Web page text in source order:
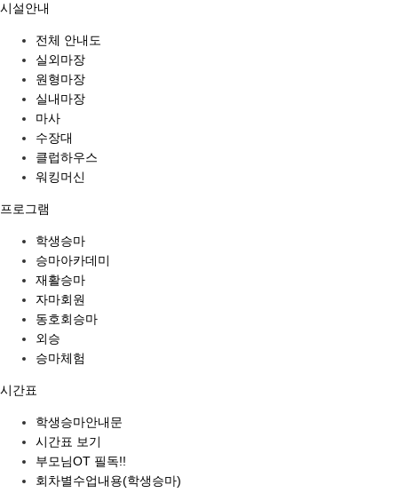
시설안내
전체 안내도
실외마장
원형마장
실내마장
마사
수장대
클럽하우스
워킹머신
프로그램
학생승마
승마아카데미
재활승마
자마회원
동호회승마
외승
승마체험
시간표
학생승마안내문
시간표 보기
부모님OT 필독!!
회차별수업내용(학생승마)